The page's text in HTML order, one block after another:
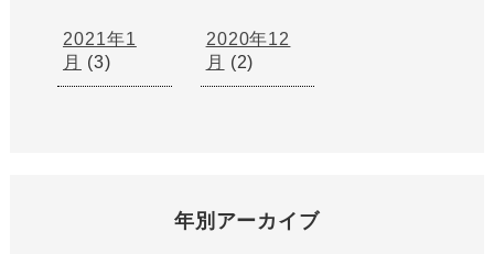
2021年1
月
(3)
2020年12
月
(2)
年別アーカイブ